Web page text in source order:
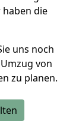
die
uns noch
von
zu planen.